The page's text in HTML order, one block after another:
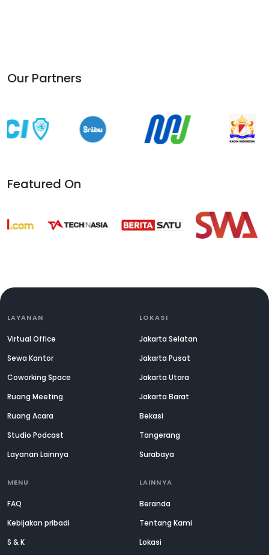
Our Partners
Featured On
LAYANAN
Virtual Office
Sewa Kantor
Coworking Space
Ruang Meeting
Ruang Acara
Studio Podcast
Layanan Lainnya
LOKASI
Jakarta Selatan
Jakarta Pusat
Jakarta Utara
Jakarta Barat
Bekasi
Tangerang
Surabaya
MENU
FAQ
Kebijakan pribadi
S & K
LAINNYA
Beranda
Tentang Kami
Lokasi